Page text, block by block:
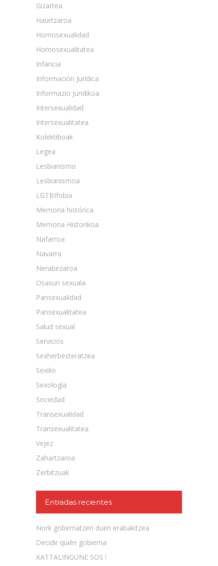
Gizartea
Haurtzaroa
Homosexualidad
Homosexualitatea
Infancia
Información Jurídica
Informazio Juridikoa
Intersexualidad
Intersexualitatea
Kolektiboak
Legea
Lesbianismo
Lesbianismoa
LGTBIfobia
Memoria histórica
Memoria Historikoa
Nafarroa
Navarra
Nerabezaroa
Osasun sexuala
Pansexualidad
Pansexualitatea
Salud sexual
Servicios
Sexherbesteratzea
Sexilio
Sexología
Sociedad
Transexualidad
Transexualitatea
Vejez
Zahartzaroa
Zerbitzuak
Entradas recientes
Nork gobernatzen duen erabakitzea
Decidir quién gobierna
KATTALINGUNE SOS !